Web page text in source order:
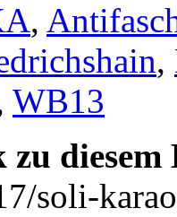
,
,
WB13
zu
soli-